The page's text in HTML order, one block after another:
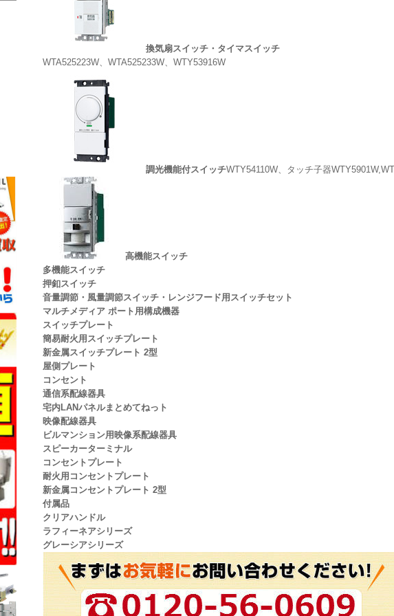
換気扇スイッチ・タイマスイッチ
WTA525223W、WTA525233W、WTY53916W
調光機能付スイッチWTY54110W、タッチ子器
高機能スイッチ
多機能スイッチ
押釦スイッチ
音量調節・風量調節スイッチ・レンジフード用スイッチセット
マルチメディア ポート用構成機器
スイッチプレート
簡易耐火用スイッチプレート
新金属スイッチプレート 2型
屋側プレート
コンセント
通信系配線器具
宅内LANパネルまとめてねっト
映像配線器具
ビルマンション用映像系配線器具
スピーカーターミナル
コンセントプレート
耐火用コンセントプレート
新金属コンセントプレート 2型
付属品
クリアハンドル
ラフィーネアシリーズ
グレーシアシリーズ